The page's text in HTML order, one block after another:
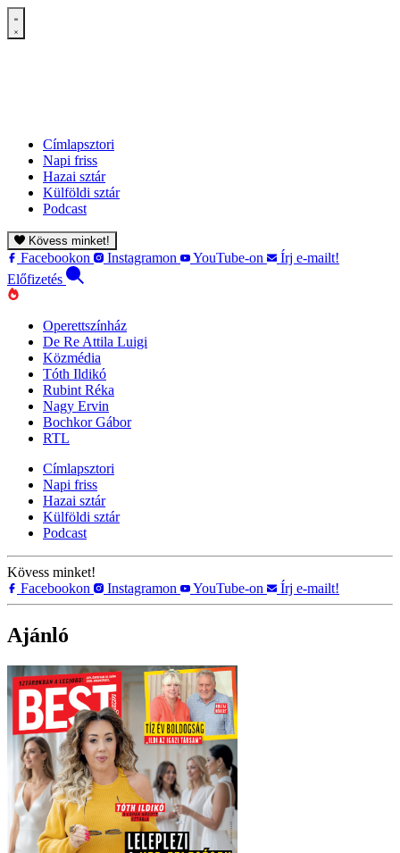
Címlapsztori
Napi friss
Hazai sztár
Külföldi sztár
Podcast
Kövess minket!
Facebookon Instagramon YouTube-on
Írj e-mailt!
Előfizetés
Operettszínház
De Re Attila Luigi
Közmédia
Tóth Ildikó
Rubint Réka
Nagy Ervin
Bochkor Gábor
RTL
Címlapsztori
Napi friss
Hazai sztár
Külföldi sztár
Podcast
Kövess minket!
Facebookon
Instagramon YouTube-on Írj e-mailt!
Ajánló